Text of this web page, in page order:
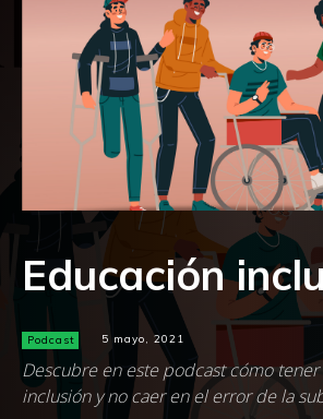
Educación
Podcast 5 mayo, 2021
Descubre en este podcast cómo
inclusión y no caer en el error de la